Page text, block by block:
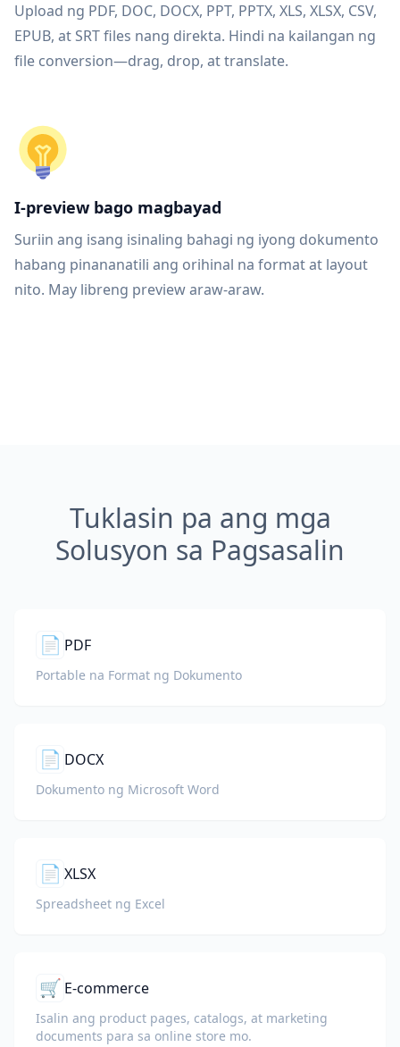
Upload ng PDF, DOC, DOCX, PPT, PPTX, XLS, XLSX, CSV,
EPUB, at SRT files nang direkta. Hindi na kailangan ng
file conversion—drag, drop, at translate.
I-preview bago magbayad
Suriin ang isang isinaling bahagi ng iyong dokumento
habang pinananatili ang orihinal na format at layout
nito. May libreng preview araw-araw.
Tuklasin pa ang mga
Solusyon sa Pagsasalin
📄 PDF
Portable na Format ng Dokumento
📄 DOCX
Dokumento ng Microsoft Word
📄 XLSX
Spreadsheet ng Excel
🛒 E-commerce
Isalin ang product pages, catalogs, at marketing
documents para sa online store mo.